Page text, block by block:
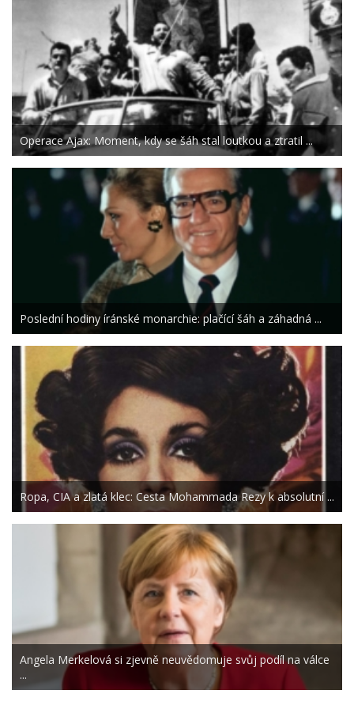
Operace Ajax: Moment, kdy se šáh stal loutkou a ztratil ...
Poslední hodiny íránské monarchie: plačící šáh a záhadná ...
Ropa, CIA a zlatá klec: Cesta Mohammada Rezy k absolutní ...
Angela Merkelová si zjevně neuvědomuje svůj podíl na válce
...